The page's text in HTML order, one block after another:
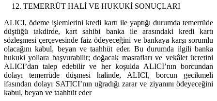
TEMERRÜT HALİ VE HUKUKİ SONUÇLARI
ALICI, ödeme işlemlerini kredi kartı ile yaptığı durumda temerrüde
düştüğü takdirde, kart sahibi banka ile arasındaki kredi kartı
sözleşmesi çerçevesinde faiz ödeyeceğini ve bankaya karşı sorumlu
olacağını kabul, beyan ve taahhüt eder. Bu durumda ilgili banka
hukuki yollara başvurabilir; doğacak masrafları ve vekâlet ücretini
ALICI’dan talep edebilir ve her koşulda ALICI’nın borcundan
dolayı temerrüde düşmesi halinde, ALICI, borcun gecikmeli
ifasından dolayı SATICI’nın uğradığı zarar ve ziyanını ödeyeceğini
kabul, beyan ve taahhüt eder